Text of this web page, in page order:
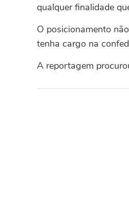
qualquer finalidade
O posicionamento
tenha cargo na
A reportagem